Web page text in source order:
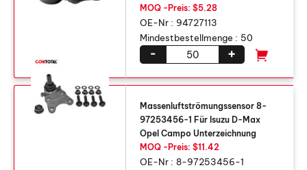
MOQ -Preis: $5.28
OE-Nr : 94727113
Mindestbestellmenge : 50
+
-
Massenluftströmungssensor 8-
97253456-1 Für Isuzu D-Max
Opel Campo Unterzeichnung
MOQ -Preis: $11.42
OE-Nr : 8-97253456-1